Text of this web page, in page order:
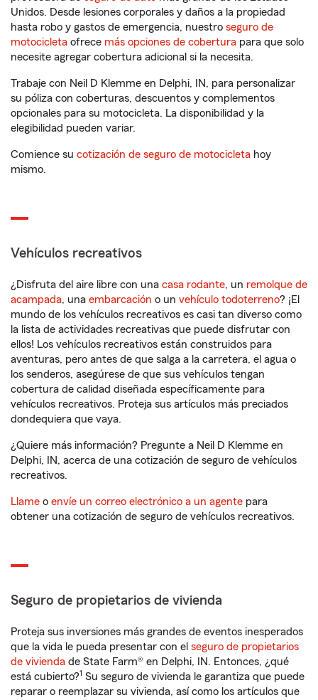
Unidos. Desde lesiones corporales y daños a la propiedad
hasta robo y gastos de emergencia, nuestro seguro de
motocicleta ofrece más opciones de cobertura para que solo
necesite agregar cobertura adicional si la necesita.
Trabaje con Neil D Klemme en Delphi, IN, para personalizar
su póliza con coberturas, descuentos y complementos
opcionales para su motocicleta. La disponibilidad y la
elegibilidad pueden variar.
Comience su cotización de seguro de motocicleta hoy
mismo.
Vehículos recreativos
¿Disfruta del aire libre con una casa rodante, un remolque de
acampada, una embarcación o un vehículo todoterreno? ¡El
mundo de los vehículos recreativos es casi tan diverso como
la lista de actividades recreativas que puede disfrutar con
ellos! Los vehículos recreativos están construidos para
aventuras, pero antes de que salga a la carretera, el agua o
los senderos, asegúrese de que sus vehículos tengan
cobertura de calidad diseñada específicamente para
vehículos recreativos. Proteja sus artículos más preciados
dondequiera que vaya.
¿Quiere más información? Pregunte a Neil D Klemme en
Delphi, IN, acerca de una cotización de seguro de vehículos
recreativos.
Llame o envíe un correo electrónico a un agente para
obtener una cotización de seguro de vehículos recreativos.
Seguro de propietarios de vivienda
Proteja sus inversiones más grandes de eventos inesperados
que la vida le pueda presentar con el seguro de propietarios
de vivienda de State Farm® en Delphi, IN. Entonces, ¿qué
está cubierto?1 Su seguro de vivienda le garantiza que puede
reparar o reemplazar su vivienda, así como los artículos que